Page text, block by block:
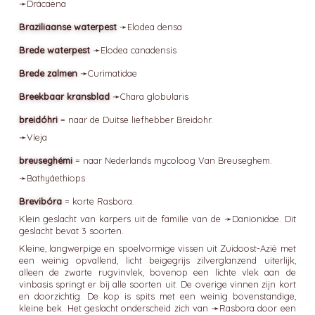
➛Drácaena
Braziliaanse waterpest➛Elodea densa
Brede waterpest➛Elodea canadensis
Brede zalmen➛Curimatidae
Breekbaar kransblad➛Chara globularis
breidóhri = naar de Duitse liefhebber Breidohr.
➛Víeja
breuseghémi = naar Nederlands mycoloog Van Breuseghem.
➛Bathyáethiops
Brevibóra = korte Rasbora.
Klein geslacht van karpers uit de familie van de ➛Danionidae . Dit
geslacht bevat 3 soorten.
Kleine, langwerpige en spoelvormige vissen uit Zuidoost-Azië met
een weinig opvallend, licht beigegrijs zilverglanzend uiterlijk,
alleen de zwarte rugvinvlek, bovenop een lichte vlek aan de
vinbasis springt er bij alle soorten uit. De overige vinnen zijn kort
en doorzichtig. De kop is spits met een weinig bovenstandige,
kleine bek. Het geslacht onderscheid zich van ➛Rasbora door een